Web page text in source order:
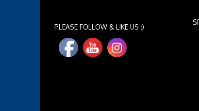
PLEASE FOLLOW & LIKE US :)